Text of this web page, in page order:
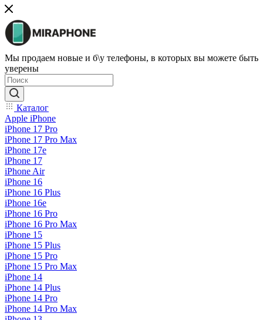
Мы продаем новые и б\у телефоны, в которых вы можете быть
уверены
Каталог
Apple iPhone
iPhone 17 Pro
iPhone 17 Pro Max
iPhone 17e
iPhone 17
iPhone Air
iPhone 16
iPhone 16 Plus
iPhone 16e
iPhone 16 Pro
iPhone 16 Pro Max
iPhone 15
iPhone 15 Plus
iPhone 15 Pro
iPhone 15 Pro Max
iPhone 14
iPhone 14 Plus
iPhone 14 Pro
iPhone 14 Pro Max